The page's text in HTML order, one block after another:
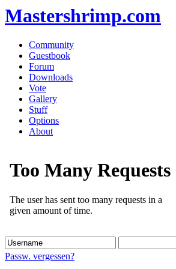
Mastershrimp.com
Community
Guestbook
Forum
Downloads
Vote
Gallery
Stuff
Options
About
Passw. vergessen?